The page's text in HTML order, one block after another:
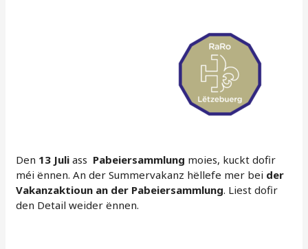
Den 13 Juli ass Pabeiersammlung moies, kuckt dofir
méi ënnen. An der Summervakanz hëllefe mer bei der
Vakanzaktioun an der Pabeiersammlung. Liest dofir
den Detail weider ënnen.